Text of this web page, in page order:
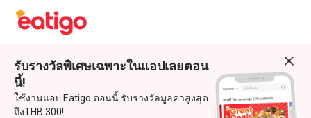
รับรางวัลพิเศษเฉพาะในแอปเลยตอน
นี้!
ใช้งานแอป Eatigo ตอนนี้ รับรางวัลมูลค่าสูงสุด
ถึงTHB 300!